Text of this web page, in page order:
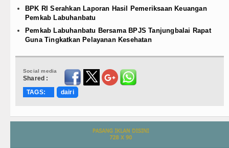
BPK RI Serahkan Laporan Hasil Pemeriksaan Keuangan
Pemkab Labuhanbatu
Pemkab Labuhanbatu Bersama BPJS Tanjungbalai Rapat
Guna Tingkatkan Pelayanan Kesehatan
Social media
Shared :
TAGS:
dairi